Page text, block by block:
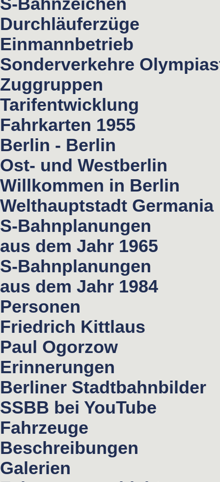
Durchläuferzüge
Einmannbetrieb
Sonderverkehre
Zuggruppen
Tarifentwicklung
Fahrkarten 1955
Berlin - Berlin
Ost- und Westberlin
Willkommen in Berlin
Welthauptstadt Germania
S-Bahnplanungen
aus dem Jahr 1965
S-Bahnplanungen
aus dem Jahr 1984
Personen
Friedrich Kittlaus
Paul Ogorzow
Erinnerungen
Berliner Stadtbahnbilder
SSBB bei YouTube
Fahrzeuge
Beschreibungen
Galerien